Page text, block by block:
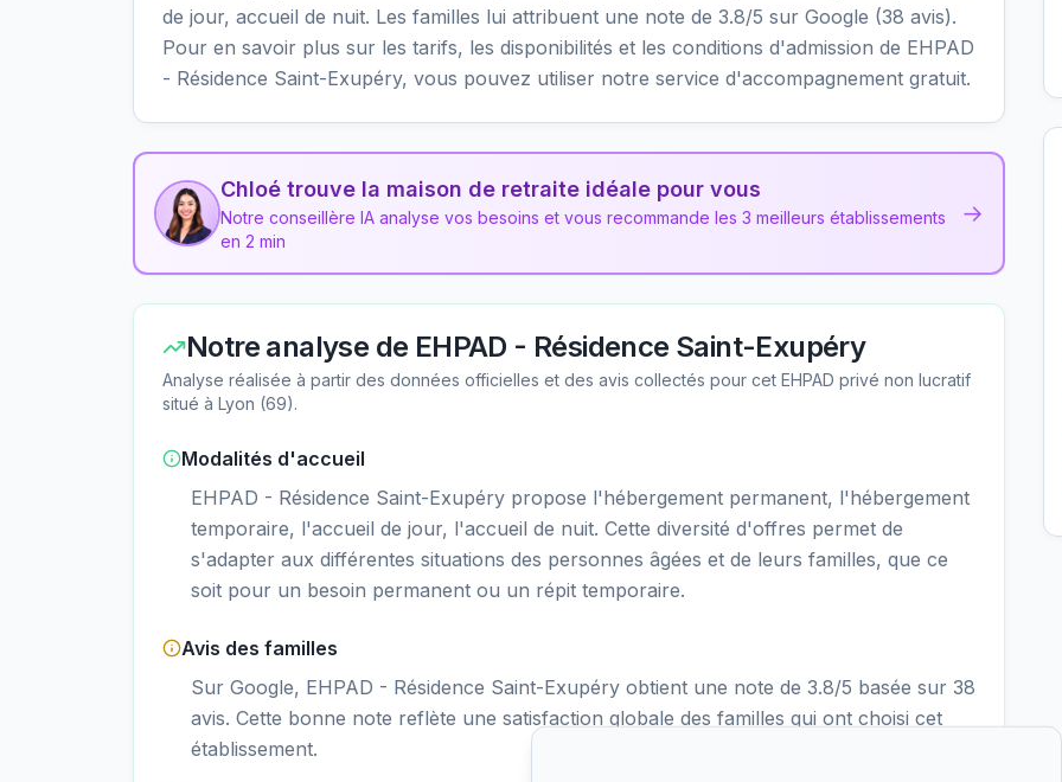
de jour, accueil de nuit. Les familles lui attribuent une note de 3.8/5 sur Google (38 avis).
Pour en savoir plus sur les tarifs, les disponibilités et les conditions d'admission de EHPAD
- Résidence Saint-Exupéry, vous pouvez utiliser notre service d'accompagnement gratuit.
Chloé trouve la maison de retraite idéale pour vous
Notre conseillère IA analyse vos besoins et vous recommande les 3 meilleurs établissements
en 2 min
→
Notre analyse de EHPAD - Résidence Saint-Exupéry
Analyse réalisée à partir des données officielles et des avis collectés pour cet EHPAD privé non lucratif
situé à Lyon (69).
Modalités d'accueil
EHPAD - Résidence Saint-Exupéry propose l'hébergement permanent, l'hébergement
temporaire, l'accueil de jour, l'accueil de nuit. Cette diversité d'offres permet de
s'adapter aux différentes situations des personnes âgées et de leurs familles, que ce
soit pour un besoin permanent ou un répit temporaire.
Avis des familles
Sur Google, EHPAD - Résidence Saint-Exupéry obtient une note de 3.8/5 basée sur 38
avis. Cette bonne note reflète une satisfaction globale des familles qui ont choisi cet
établissement.